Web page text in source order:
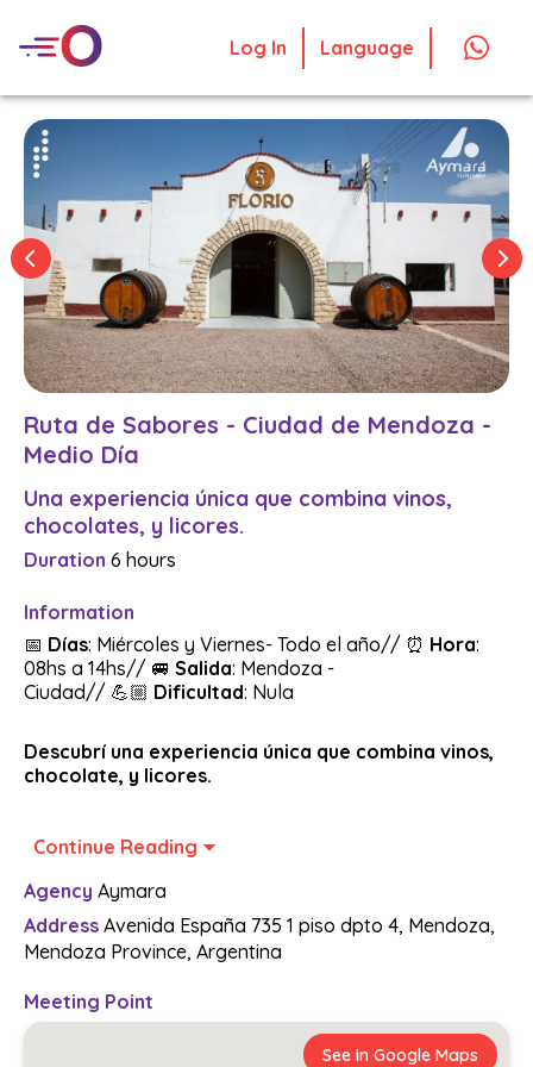
Log In Language
Ruta de Sabores - Ciudad de Mendoza -
Medio Día
Una experiencia única que combina vinos,
chocolates, y licores.
Duration 6 hours
Information
📅 Días: Miércoles y Viernes- Todo el año// ⏰ Hora:
08hs a 14hs// 🚐 Salida: Mendoza -
Ciudad// 💪🏼 Dificultad: Nula
Descubrí una experiencia única que combina vinos,
chocolate, y licores.
🍷Saldremos por la mañana en dirección al
departamento de Maipú, donde tendremos la
oportunidad de visitar Bodega Florio, una bodega
familiar con más de 100 años de tradición en la
producción de vinos de alta calidad en Mendoza. Allí,
mediante una visita guiada, recorreremos sus
vinos.
Luego visitaremos la famosa destilería artesanal
Continue Reading
Agency Aymara
Address Avenida España 735 1 piso dpto 4, Mendoza,
Mendoza Province, Argentina
Meeting Point
See in Google Maps